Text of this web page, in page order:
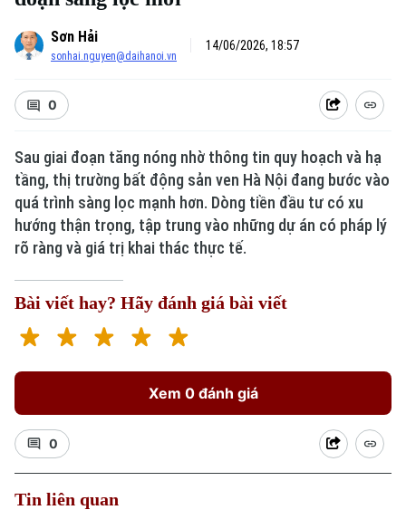
Sơn Hải
sonhai.nguyen@daihanoi.vn
14/06/2026, 18:57
0
Sau giai đoạn tăng nóng nhờ thông tin quy hoạch và hạ
tầng, thị trường bất động sản ven Hà Nội đang bước vào
quá trình sàng lọc mạnh hơn. Dòng tiền đầu tư có xu
hướng thận trọng, tập trung vào những dự án có pháp lý
rõ ràng và giá trị khai thác thực tế.
Bài viết hay? Hãy đánh giá bài viết
Xem 0 đánh giá
0
Tin liên quan